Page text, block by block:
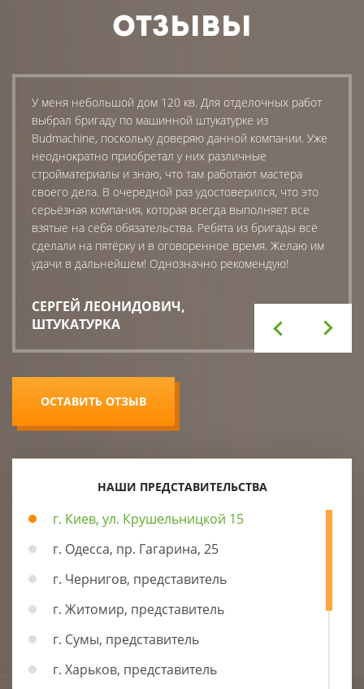
ОТЗЫВЫ
У меня небольшой дом 120 кв. Для отделочных работ
выбрал бригаду по машинной штукатурке из
Budmachine, поскольку доверяю данной компании. Уже
неоднократно приобретал у них различные
стройматериалы и знаю, что там работают мастера
своего дела. В очередной раз удостоверился, что это
серьёзная компания, которая всегда выполняет все
взятые на себя обязательства. Ребята из бригады всё
сделали на пятёрку и в оговоренное время. Желаю им
удачи в дальнейшем! Однозначно рекомендую!
СЕРГЕЙ ЛЕОНИДОВИЧ,
ШТУКАТУРКА
ОСТАВИТЬ ОТЗЫВ
НАШИ ПРЕДСТАВИТЕЛЬСТВА
г. Киев, ул. Крушельницкой 15
г. Одесса, пр. Гагарина, 25
г. Чернигов, представитель
г. Житомир, представитель
г. Сумы, представитель
г. Харьков, представитель